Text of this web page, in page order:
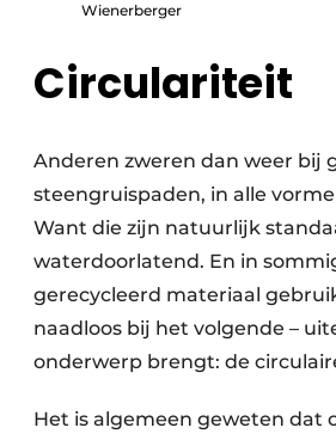
Wienerberger
Circulariteit
Anderen zweren dan weer bij
steengruispaden, in alle
Want die zijn natuurlijk
waterdoorlatend. En in
gerecycleerd materiaal
naadloos bij het volgende –
onderwerp brengt: de
Het is algemeen geweten dat